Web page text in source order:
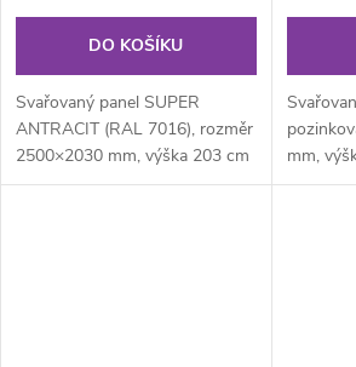
DO KOŠÍKU
Svařovaný panel SUPER
ANTRACIT (RAL 7016), rozměr
2500×2030 mm, výška 203 cm
je svařovaný plotový panel o
mm,